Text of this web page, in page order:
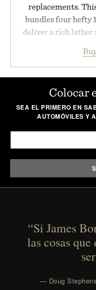
replacements.
bundles four hefty
deliver a rich lather
and the brand's
approach to
offeringColocar
SEA EL PRIMERO EN
AUTOMÓVILES Y
“Si James
las cosas que
— Doug